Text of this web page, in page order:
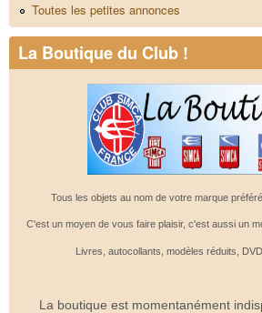
Toutes les petites annonces
La Boutique du Club !
Tous les objets au nom de votre marque
C'est un moyen de vous faire plaisir, c'est aussi un
Livres, autocollants, modèles réduits,
La boutique est momentanément